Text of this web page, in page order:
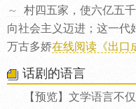
～
村四五家，使六亿五
向社会主义迈进；这一代
万古多娇在线阅读《出口
话剧的语言
【预览】文学语言不